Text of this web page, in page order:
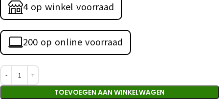
4 op winkel voorraad
200 op online voorraad
TOEVOEGEN AAN WINKELWAGEN